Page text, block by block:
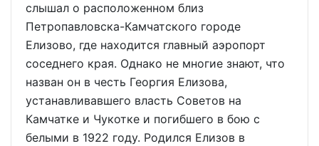
слышал о расположенном близ
Петропавловска-Камчатского городе
Елизово, где находится главный аэропорт
соседнего края. Однако не многие знают, что
назван он в честь Георгия Елизова,
устанавливавшего власть Советов на
Камчатке и Чукотке и погибшего в бою с
белыми в 1922 году. Родился Елизов в